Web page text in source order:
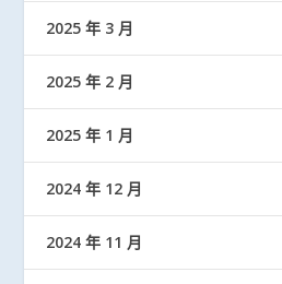
2025 年 3 月
2025 年 2 月
2025 年 1 月
2024 年 12 月
2024 年 11 月